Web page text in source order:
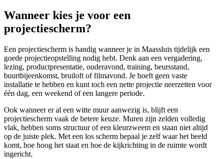
Wanneer kies je voor een
projectiescherm?
Een projectiescherm is handig wanneer je in Maassluis tijdelijk een
goede projectieopstelling nodig hebt. Denk aan een vergadering,
lezing, productpresentatie, ouderavond, training, beursstand,
buurtbijeenkomst, bruiloft of filmavond. Je hoeft geen vaste
installatie te hebben en kunt toch een nette projectie neerzetten voor
één dag, een weekend of een langere periode.
Ook wanneer er al een witte muur aanwezig is, blijft een
projectiescherm vaak de betere keuze. Muren zijn zelden volledig
vlak, hebben soms structuur of een kleurzweem en staan niet altijd
op de juiste plek. Met een los scherm bepaal je zelf waar het beeld
komt, hoe hoog het staat en hoe de kijkrichting in de ruimte wordt
ingericht.